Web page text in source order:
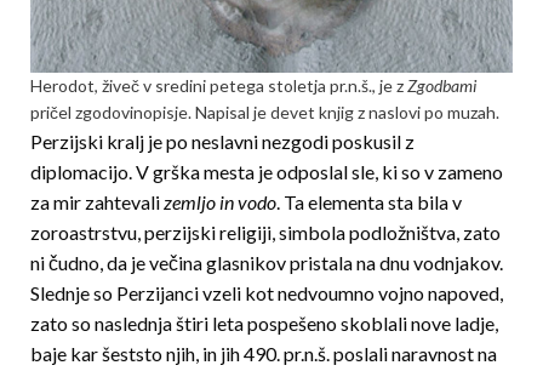
Herodot, živeč v sredini petega stoletja pr.n.š., je zZgodbami
pričel zgodovinopisje. Napisal je devet knjig z naslovi po muzah.
Perzijski kralj je po neslavni nezgodi poskusil z
diplomacijo. V grška mesta je odposlal sle, ki so v zameno
za mir zahtevalizemljo in vodo. Ta elementa sta bila v
zoroastrstvu, perzijski religiji, simbola podložništva, zato
ni čudno, da je večina glasnikov pristala na dnu vodnjakov.
Slednje so Perzijanci vzeli kot nedvoumno vojno napoved,
zato so naslednja štiri leta pospešeno skoblali nove ladje,
baje kar šeststo njih, in jih 490. pr.n.š. poslali naravnost na